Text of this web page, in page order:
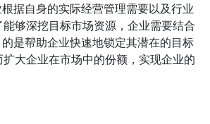
据自身的实际经营管理需要以及行业
够深挖目标市场资源，企业需要结合
是帮助企业快速地锁定其潜在的目标
大企业在市场中的份额，实现企业的